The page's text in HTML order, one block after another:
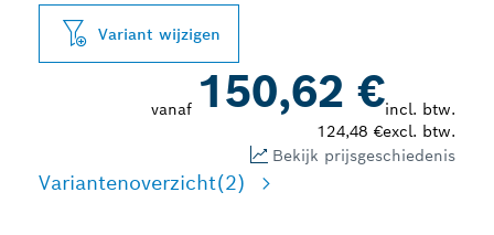
Variant wijzigen
vanaf 150,62 €incl. btw.
124,48 €excl. btw.
Bekijk prijsgeschiedenis
Variantenoverzicht(2)